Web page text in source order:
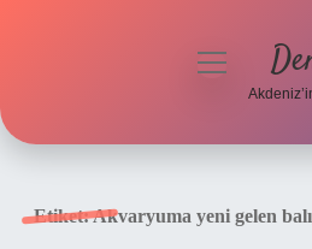
menüyü
Etiket:Akvaryuma yeni gelen